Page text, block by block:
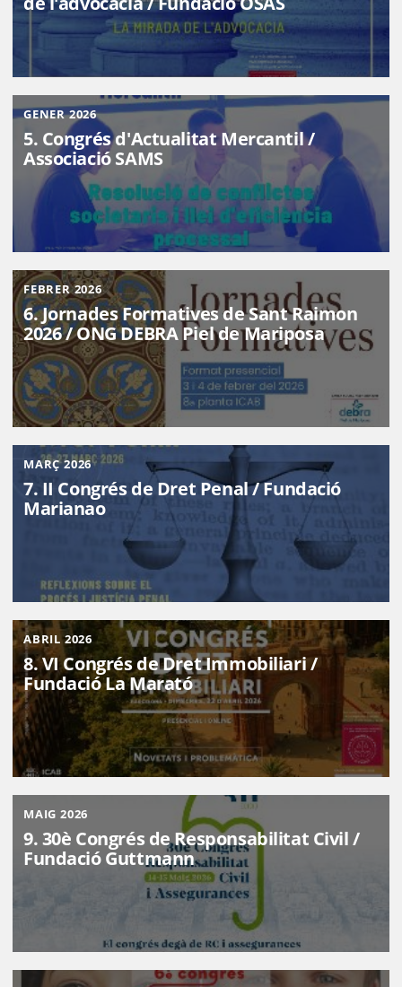
GENER 2026
5. Congrés d'Actualitat Mercantil /
Associació SAMS
FEBRER 2026
6. Jornades Formatives de Sant Raimon
2026 / ONG DEBRA Piel de Mariposa
MARÇ 2026
7. II Congrés de Dret Penal / Fundació
Marianao
ABRIL 2026
8. VI Congrés de Dret Immobiliari /
Fundació La Marató
MAIG 2026
9. 30è Congrés de Responsabilitat Civil /
Fundació Guttmann